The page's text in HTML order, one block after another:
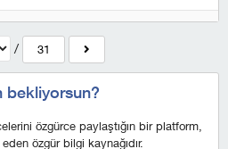
/ 31
bekliyorsun?
özgürce paylaştığın bir platform,
özgür bilgi kaynağıdır.